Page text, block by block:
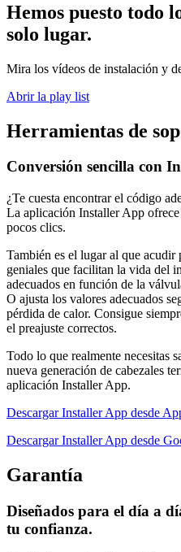
Hemos puesto todo
solo lugar.
Mira los vídeos de instalación y
Abrir la play list
Herramientas de
Conversión sencilla con
¿Te cuesta encontrar el código
La aplicación Installer App
pocos clics.
También es el lugar al que acudir
geniales que facilitan la vida del
adecuados en función de la
O ajusta los valores adecuados
pérdida de calor. Consigue
el preajuste correctos.
Todo lo que realmente necesitas
nueva generación de cabezales
aplicación Installer App.
Descargar Installer App desde
Descargar Installer App desde
Garantía
Diseñados para el día a
tu confianza.